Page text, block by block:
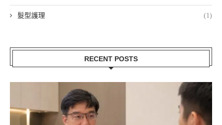
髮型護理 (1)
RECENT POSTS